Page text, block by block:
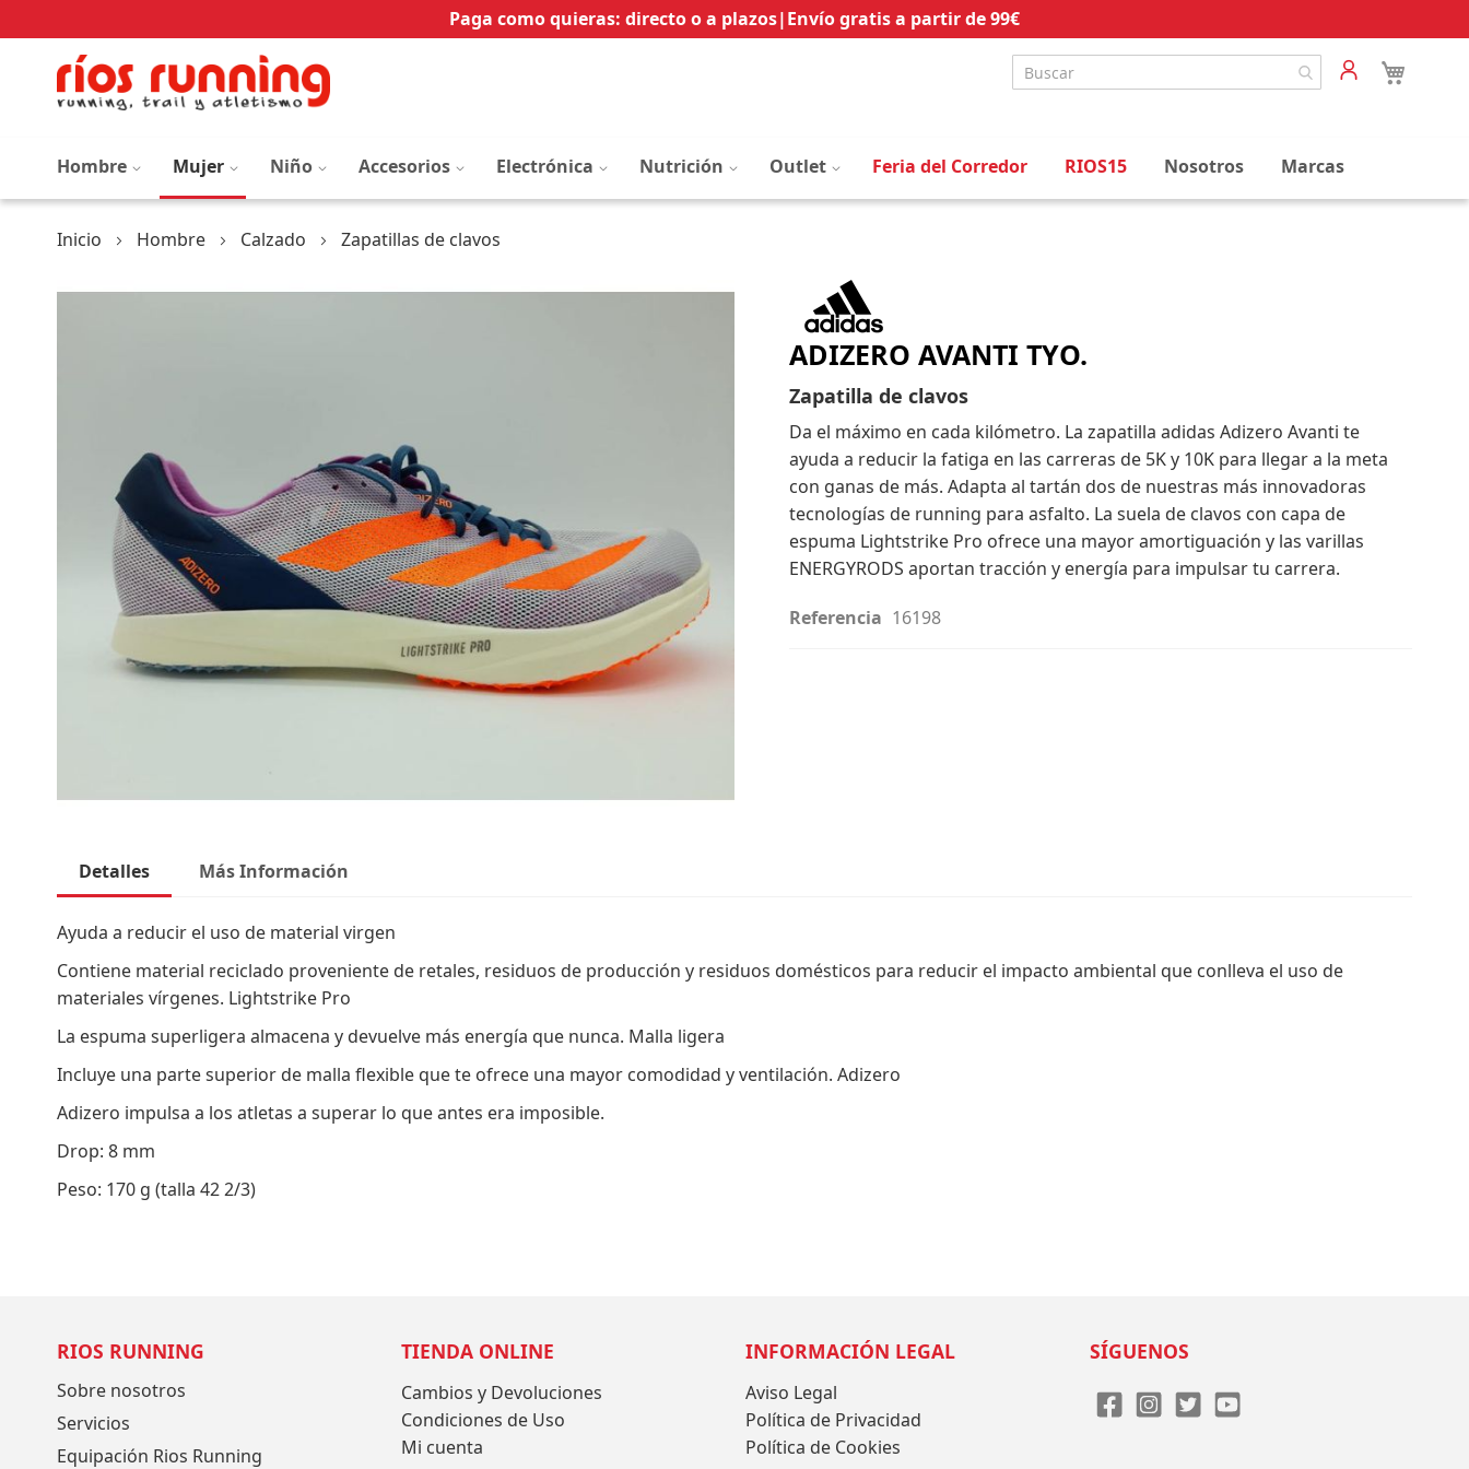
Paga como quieras: directo o a plazos|Envío gratis a partir de 99€
Ir
al
Hombre Mujer Niño Accesorios Electrónica Nutrición Outlet Feria del Corredor RIOS15 Nosotros Marcas
Inicio Hombre Calzado Zapatillas de clavos
Saltar
imágenes
comienzo
de
la
galería
ADIZERO AVANTI TYO.
Zapatilla de clavos
Da el máximo en cada kilómetro. La zapatilla adidas Adizero Avanti te
ayuda a reducir la fatiga en las carreras de 5K y 10K para llegar a la meta
con ganas de más. Adapta al tartán dos de nuestras más innovadoras
tecnologías de running para asfalto. La suela de clavos con capa de
espuma Lightstrike Pro ofrece una mayor amortiguación y las varillas
ENERGYRODS aportan tracción y energía para impulsar tu carrera.
Referencia 16198
Detalles
Ayuda a reducir el uso de material virgen
Contiene material reciclado proveniente de retales, residuos de producción y residuos domésticos para reducir el impacto ambiental que conlleva el uso de
materiales vírgenes. Lightstrike Pro
La espuma superligera almacena y devuelve más energía que nunca. Malla ligera
Incluye una parte superior de malla flexible que te ofrece una mayor comodidad y ventilación. Adizero
Adizero impulsa a los atletas a superar lo que antes era imposible.
Drop: 8 mm
Peso: 170 g (talla 42 2/3)
Más Información
RIOS RUNNING
Sobre nosotros
Servicios
Equipación Rios Running
TIENDA ONLINE
Cambios y Devoluciones
Condiciones de Uso
Mi cuenta
INFORMACIÓN LEGAL
Aviso Legal
Política de Privacidad
Política de Cookies
SÍGUENOS